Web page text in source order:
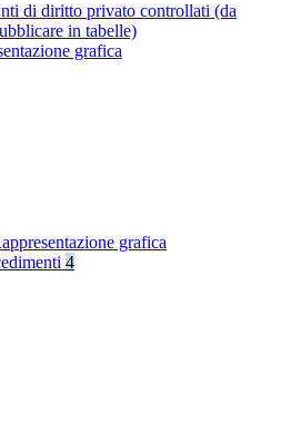
di diritto privato controllati (da
in tabelle)
grafica
grafica
4